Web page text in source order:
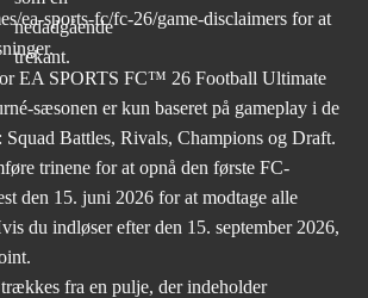
ea-sports-fc/fc-26/game-disclaimers for at
EA SPORTS FC™ 26 Football Ultimate
sæsonen er kun baseret på gameplay i de
Battles, Rivals, Champions og Draft.
trinene for at opnå den første FC-
den 15. juni 2026 for at modtage alle
du indløser efter den 15. september 2026,
fra en pulje, der indeholder